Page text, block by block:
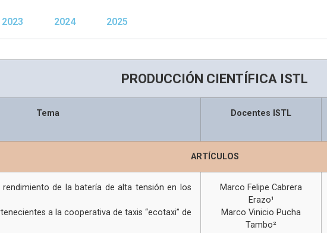
2023 2024 2025
PRODUCCIÓN CIENTÍFICA ISTL
Tema Docentes ISTL
ARTÍCULOS
de la batería de alta tensión en los
a la cooperativa de taxis “ecotaxi” de
Marco Felipe Cabrera
Erazo¹
Marco Vinicio Pucha
Tambo²